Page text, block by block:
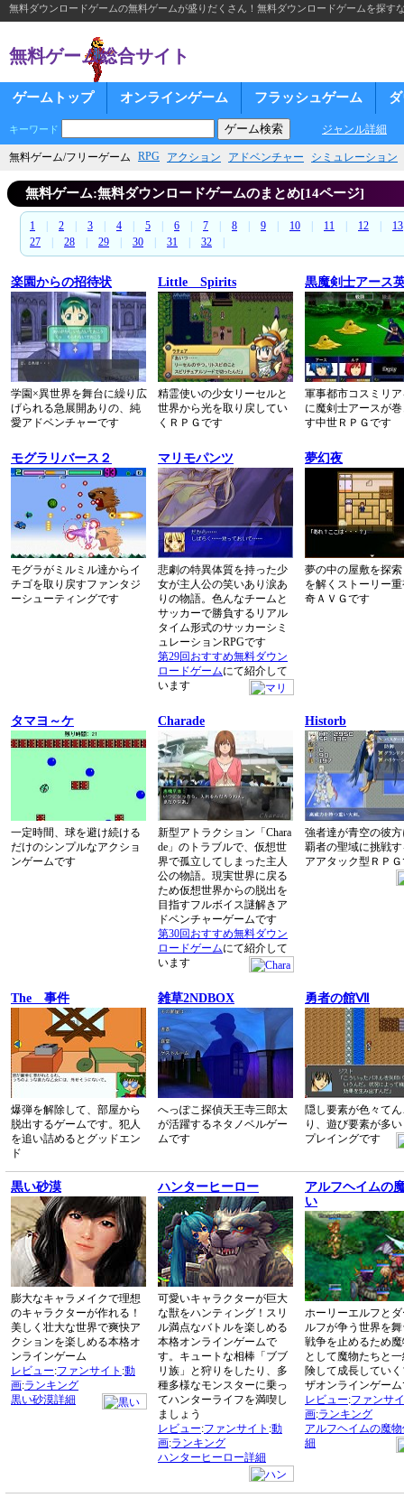
無料ダウンロードゲームの無料ゲームが盛りだくさん！無料ダウンロードゲームを探す
無料ゲーム総合サイト
ゲームトップ オンラインゲーム フラッシュゲーム
キーワード ジャンル詳細
無料ゲーム/フリーゲーム RPG アクション アドベンチャー シミュレーション
無料ゲーム:無料ダウンロードゲームのまとめ[14ページ]
1 2 3 4 5 6 7 8 9 10 11 12 13
27
28 29 30 31 32
楽園からの招待状
学園×異世界を舞台に繰り広
げられる急展開ありの、純
愛アドベンチャーです
Little Spirits
精霊使いの少女リーセルと
世界から光を取り戻してい
くＲＰＧです
黒魔剣士アース
軍事都市コスミリ
に魔剣士アースが
す中世ＲＰＧです
モグラリバース２
モグラがミルミル達からイ
チゴを取り戻すファンタジ
ーシューティングです
マリモパンツ
悲劇の特異体質を持った少
女が主人公の笑いあり涙あ
りの物語。色んなチームと
サッカーで勝負するリアル
タイム形式のサッカーシミ
ュレーションRPGです
第29回おすすめ無料ダウン
ロードゲームにて紹介して
います
夢幻夜
夢の中の屋敷を探
を解くストーリー
奇ＡＶＧです
タマヨ～ケ
一定時間、球を避け続ける
だけのシンプルなアクショ
ンゲームです
Charade
新型アトラクション「Chara
de」のトラブルで、仮想世
界で孤立してしまった主人
公の物語。現実世界に戻る
ため仮想世界からの脱出を
目指すフルボイス謎解きア
ドベンチャーゲームです
第30回おすすめ無料ダウン
ロードゲームにて紹介して
います
Historb
強者達が青空の彼
覇者の聖域に挑戦
アアタック型ＲＰ
The 事件
爆弾を解除して、部屋から
脱出するゲームです。犯人
を追い詰めるとグッドエン
ド
雑草2NDBOX
へっぽこ探偵天王寺三郎太
が活躍するネタノベルゲー
ムです
勇者の館Ⅶ
隠し要素が色々て
り、遊び要素が多
プレイングです
黒い砂漠
膨大なキャラメイクで理想
のキャラクターが作れる！
美しく壮大な世界で爽快ア
クションを楽しめる本格オ
ンラインゲーム
レビュー:ファンサイト :動
画:ランキング
黒い砂漠詳細
ハンターヒーロー
可愛いキャラクターが巨大
な獣をハンティング！スリ
ル満点なバトルを楽しめる
本格オンラインゲームで
す。キュートな相棒「ブブ
リ族」と狩りをしたり、多
種多様なモンスターに乗っ
てハンターライフを満喫し
ましょう
レビュー:ファンサイト :動
画:ランキング
ハンターヒーロー詳細
アルフヘイムの
い
ホーリーエルフと
ルフが争う世界を
戦争を止めるため
として魔物たちと
険して成長してい
ザオンラインゲー
レビュー:ファンサ
画:ランキング
アルフヘイムの魔
細